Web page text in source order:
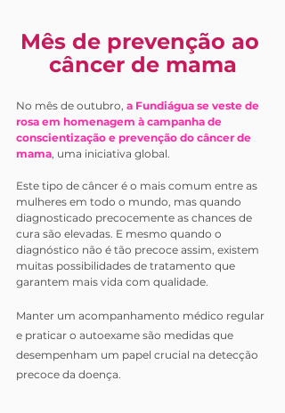
Mês de prevenção ao
câncer de mama
No mês de outubro, a Fundiágua se veste de
rosa em homenagem à campanha de
conscientização e prevenção do câncer de
mama, uma iniciativa global.
Este tipo de câncer é o mais comum entre as
mulheres em todo o mundo, mas quando
diagnosticado precocemente as chances de
cura são elevadas. E mesmo quando o
diagnóstico não é tão precoce assim, existem
muitas possibilidades de tratamento que
garantem mais vida com qualidade.
Manter um acompanhamento médico regular
e praticar o autoexame são medidas que
desempenham um papel crucial na detecção
precoce da doença.